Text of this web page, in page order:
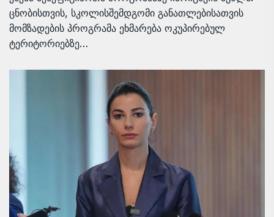
ცნობისთვის, სკოლისშემდგომი განათლებისათვის
მომზადების პროგრამა ეხმარება ოკუპირებულ
ტერიტორიებზე…